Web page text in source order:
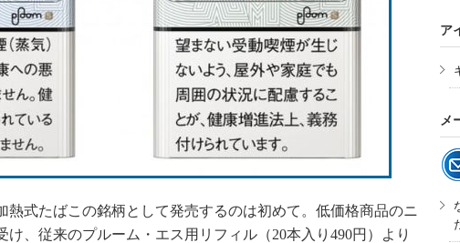
式たばこの銘柄として発売するのは初めて。低価格商品のニ
け、従来のプルーム・エス用リフィル（20本入り490円）より
ア
メ